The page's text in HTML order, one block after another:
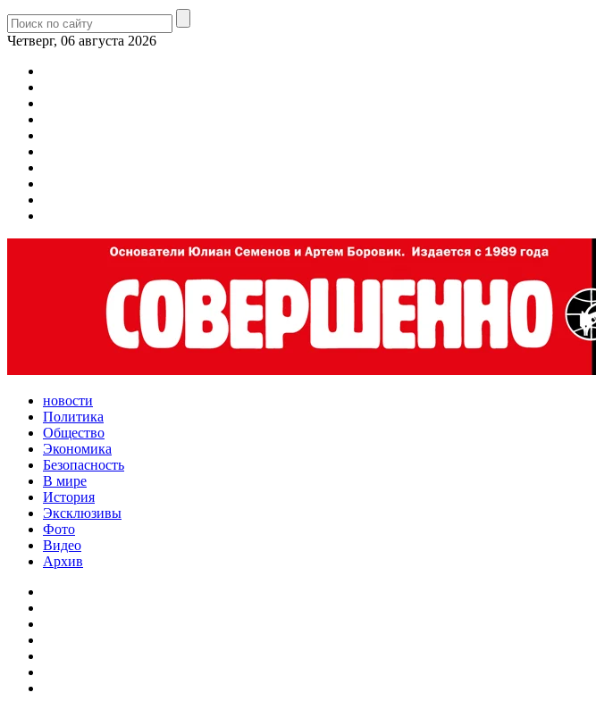
Четверг, 06 августа 2026
новости
Политика
Общество
Экономика
Безопасность
В мире
История
Эксклюзивы
Фото
Видео
Архив